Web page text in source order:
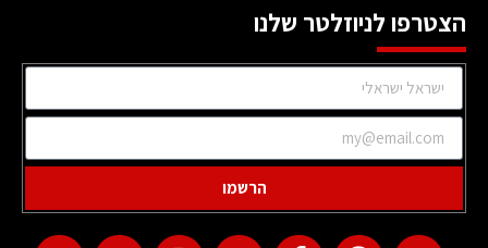
הצטרפו לניוזלטר שלנו
הרשמו